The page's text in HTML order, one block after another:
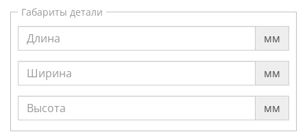
Габариты детали
мм
мм
мм